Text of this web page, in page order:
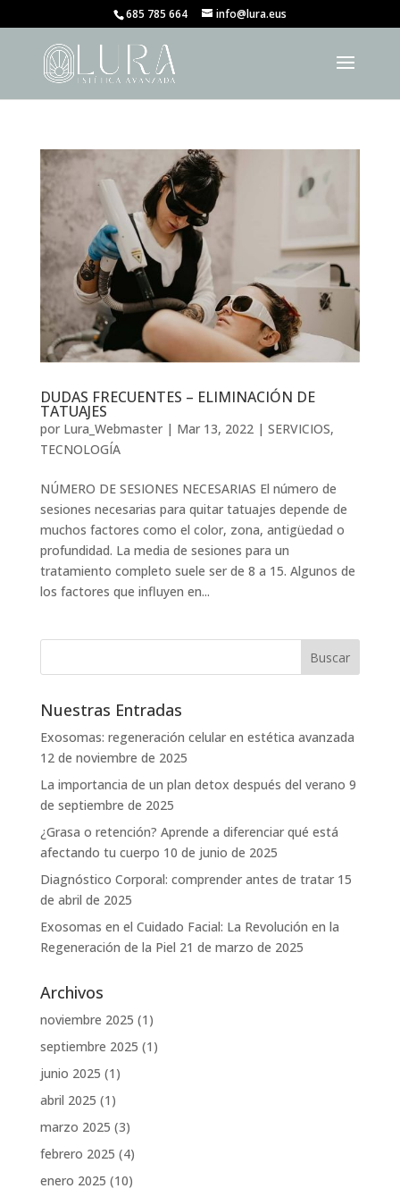
685 785 664 info@lura.eus
DUDAS FRECUENTES – ELIMINACIÓN DE
TATUAJES
por Lura_Webmaster| Mar 13, 2022| SERVICIOS,
TECNOLOGÍA
NÚMERO DE SESIONES NECESARIAS El número de
sesiones necesarias para quitar tatuajes depende de
muchos factores como el color, zona, antigüedad o
profundidad. La media de sesiones para un
tratamiento completo suele ser de 8 a 15. Algunos de
los factores que influyen en...
Nuestras Entradas
Exosomas: regeneración celular en estética avanzada
12 de noviembre de 2025
La importancia de un plan detox después del verano 9
de septiembre de 2025
¿Grasa o retención? Aprende a diferenciar qué está
afectando tu cuerpo 10 de junio de 2025
Diagnóstico Corporal: comprender antes de tratar 15
de abril de 2025
Exosomas en el Cuidado Facial: La Revolución en la
Regeneración de la Piel 21 de marzo de 2025
Archivos
noviembre 2025 (1)
septiembre 2025 (1)
junio 2025 (1)
abril 2025 (1)
marzo 2025 (3)
febrero 2025 (4)
enero 2025 (10)